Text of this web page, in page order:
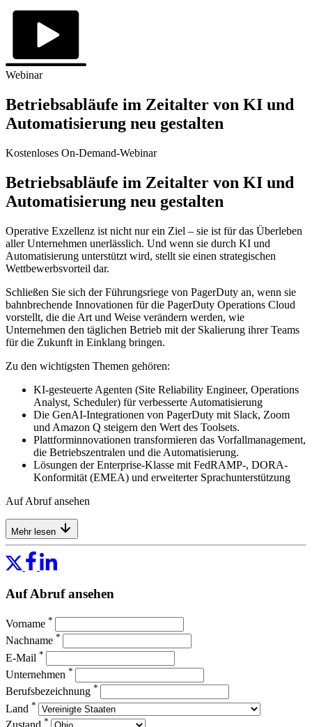
Webinar
Betriebsabläufe im Zeitalter von KI und
Automatisierung neu gestalten
Kostenloses On-Demand-Webinar
Betriebsabläufe im Zeitalter von KI und
Automatisierung neu gestalten
Operative Exzellenz ist nicht nur ein Ziel – sie ist für das Überleben
aller Unternehmen unerlässlich. Und wenn sie durch KI und
Automatisierung unterstützt wird, stellt sie einen strategischen
Wettbewerbsvorteil dar.
Schließen Sie sich der Führungsriege von PagerDuty an, wenn sie
bahnbrechende Innovationen für die PagerDuty Operations Cloud
vorstellt, die die Art und Weise verändern werden, wie
Unternehmen den täglichen Betrieb mit der Skalierung ihrer Teams
für die Zukunft in Einklang bringen.
Zu den wichtigsten Themen gehören:
KI-gesteuerte Agenten (Site Reliability Engineer, Operations
Analyst, Scheduler) für verbesserte Automatisierung
Die GenAI-Integrationen von PagerDuty mit Slack, Zoom
und Amazon Q steigern den Wert des Toolsets.
Plattforminnovationen transformieren das Vorfallmanagement,
die Betriebszentralen und die Automatisierung.
Lösungen der Enterprise-Klasse mit FedRAMP-, DORA-
Konformität (EMEA) und erweiterter Sprachunterstützung
Auf Abruf ansehen
Mehr lesen
Auf Abruf ansehen
Vorname *
Nachname *
E-Mail *
Unternehmen *
Berufsbezeichnung *
Land *
Zustand *